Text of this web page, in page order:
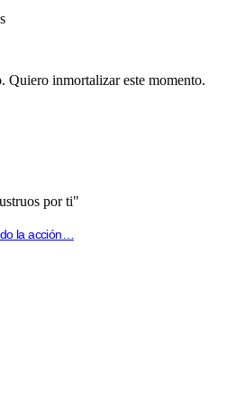
Quiero inmortalizar este momento.
por ti"
la acción…